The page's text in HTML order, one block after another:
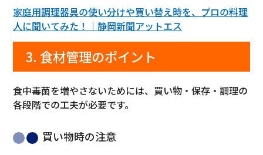
家庭用調理器具の使い分けや買い替え時を、プロの料理
人に聞いてみた！｜静岡新聞アットエス
3. 食材管理のポイント
食中毒菌を増やさないためには、買い物・保存・調理の
各段階での工夫が必要です。
買い物時の注意